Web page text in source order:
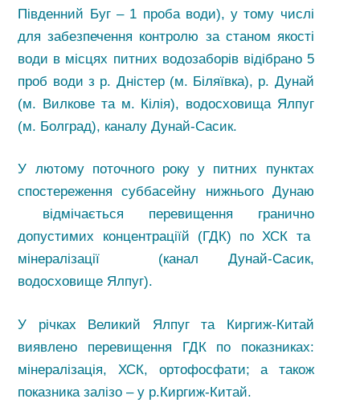
Південний Буг – 1 проба води), у тому числі
для забезпечення контролю за станом якості
води в місцях питних водозаборів відібрано 5
проб води з р. Дністер (м. Біляївка), р. Дунай
(м. Вилкове та м. Кілія), водосховища Ялпуг
(м. Болград), каналу Дунай-Сасик.
У лютому поточного року у питних пунктах
спостереження суббасейну нижнього Дунаю
відмічається перевищення гранично
допустимих концентраціїй (ГДК) по ХСК та
мінералізації (канал Дунай-Сасик,
водосховище Ялпуг).
У річках Великий Ялпуг та Киргиж-Китай
виявлено перевищення ГДК по показниках:
мінералізація, ХСК, ортофосфати; а також
показника залізо – у р.Киргиж-Китай.